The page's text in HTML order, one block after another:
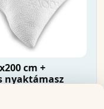
cm +
nyaktámasz